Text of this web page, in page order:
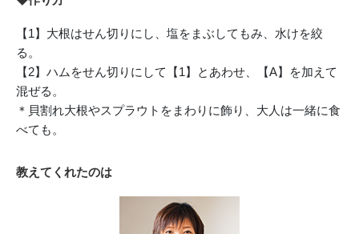
【1】大根はせん切りにし、塩をまぶしてもみ、水けを絞
る。
【2】ハムをせん切りにして【1】とあわせ、【A】を加えて
混ぜる。
＊貝割れ大根やスプラウトをまわりに飾り、大人は一緒に食
べても。
教えてくれたのは